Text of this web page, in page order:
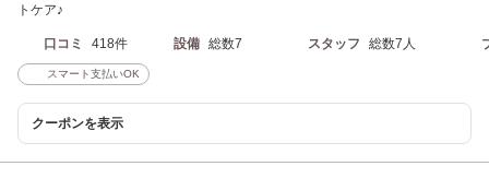
トケア♪
口コミ 418件 設備 総数7 スタッフ 総数7人
スマート支払いOK
クーポンを表示